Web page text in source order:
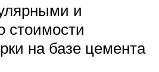
и
стоимости
на базе цемента